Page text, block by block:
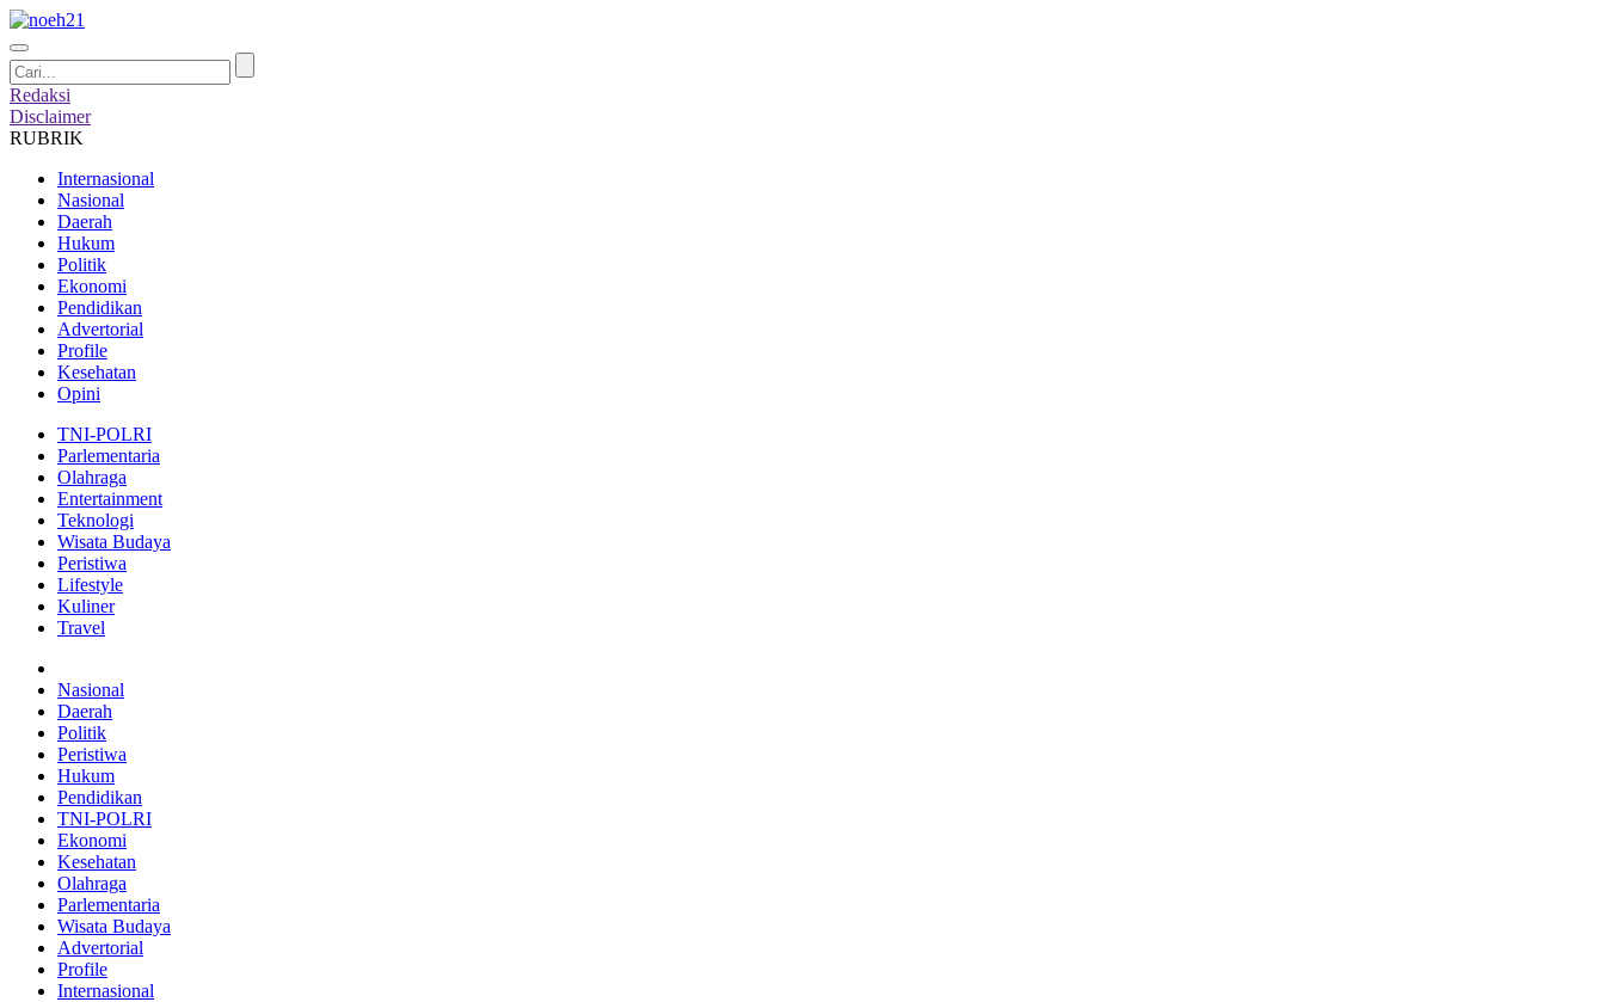
Redaksi
Disclaimer
RUBRIK
Internasional
Nasional
Daerah
Hukum
Politik
Ekonomi
Pendidikan
Advertorial
Profile
Kesehatan
Opini
TNI-POLRI
Parlementaria
Olahraga
Entertainment
Teknologi
Wisata Budaya
Peristiwa
Lifestyle
Kuliner
Travel
Nasional
Daerah
Politik
Peristiwa
Hukum
Pendidikan
TNI-POLRI
Ekonomi
Kesehatan
Olahraga
Parlementaria
Wisata Budaya
Advertorial
Profile
Internasional